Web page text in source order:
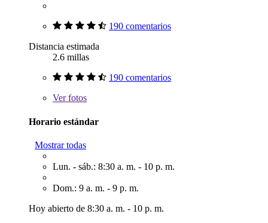
190 comentarios
Distancia estimada
2.6 millas
190 comentarios
Verfotos
Horario estándar
Mostrar todas
Lun. - sáb.: 8:30 a. m. - 10 p. m.
Dom.: 9 a. m. - 9 p. m.
Hoy abierto de 8:30 a. m. - 10 p. m.